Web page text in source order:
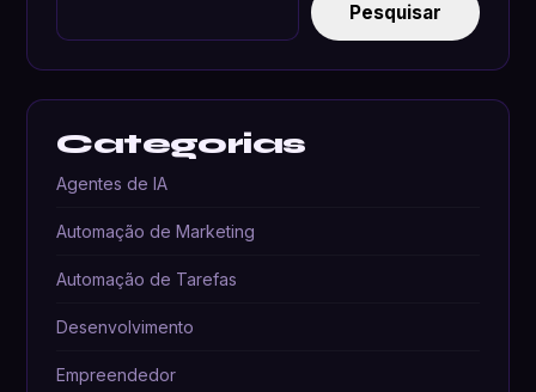
Pesquisar
Categorias
Agentes de IA
Automação de Marketing
Automação de Tarefas
Desenvolvimento
Empreendedor